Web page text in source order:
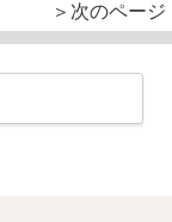
＞次のページ